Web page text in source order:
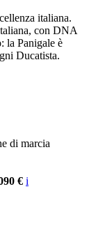
italiana.
con DNA
la Panigale è
Ducatista.
di marcia
€ i